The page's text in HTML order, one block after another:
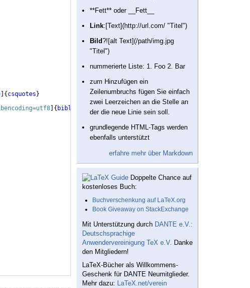
{ csquotes }
{ biblatex
**Fett** oder __Fett__
Link:[Text](http://url.com/ "Titel")
Bild?![alt Text](/path/img.jpg
"Titel")
nummerierte Liste: 1. Foo 2. Bar
zum Hinzufügen ein
Zeilenumbruchs fügen Sie einfach
zwei Leerzeichen an die Stelle an
der die neue Linie sein soll.
grundlegende HTML-Tags werden
ebenfalls unterstützt
erfahre mehr über Markdown
Doppelte Chance auf
kostenloses Buch:
Buchverschenkung auf LaTeX.org
Book Giveaway on StackExchange
Mit Unterstützung durch DANTE e.V.:
Deutschsprachige
Anwendervereinigung TeX e.V. Danke
den Mitgliedern!
LaTeX-Bücher als Willkommens-
Geschenk für DANTE Neumitglieder.
Mehr dazu: LaTeX.net/verein